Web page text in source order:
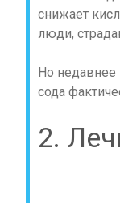
снижает
люди,
Но недавнее
сода
2.